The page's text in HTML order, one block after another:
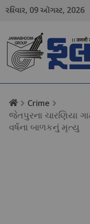
રવિવાર, 09ઑગસ્ટ, 2026
Crime
જેતપુરના ચારણિયા
વર્ષના બાળકનું મૃત્યુ